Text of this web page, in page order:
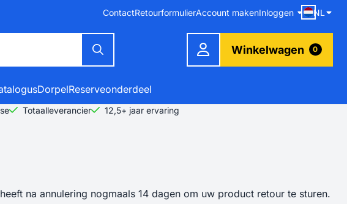
ContactRetourformulierAccount makenInloggen NL
Winkelwagen 0
DorpelReserveonderdeel
Totaalleverancier
12,5+ jaar ervaring
na annulering nogmaals 14 dagen om uw product retour te sturen.